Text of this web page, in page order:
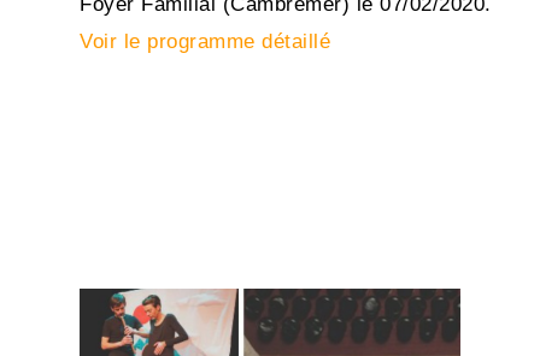
Foyer Familial (Cambremer) le 07/02/2020.
Voir le programme détaillé